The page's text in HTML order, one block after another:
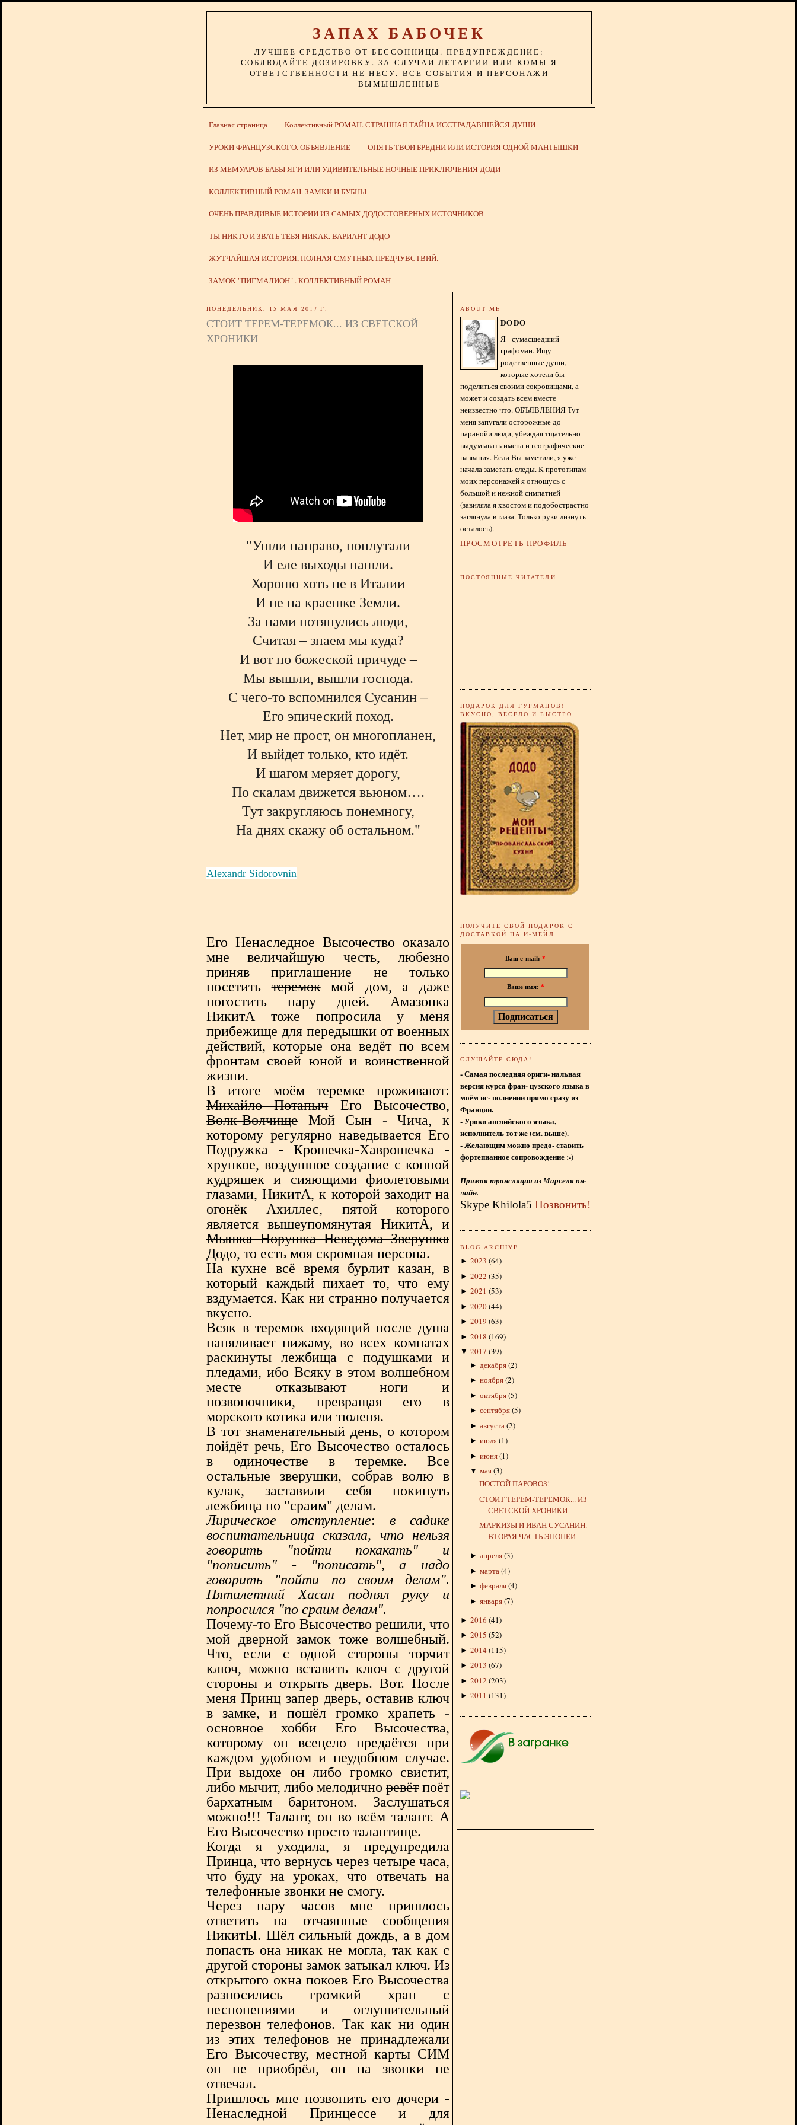
ЗАПАХ БАБОЧЕК
ЛУЧШЕЕ СРЕДСТВО ОТ БЕССОННИЦЫ. ПРЕДУПРЕЖДЕНИЕ:
СОБЛЮДАЙТЕ ДОЗИРОВКУ. ЗА СЛУЧАИ ЛЕТАРГИИ ИЛИ КОМЫ Я
ОТВЕТСТВЕННОСТИ НЕ НЕСУ. ВСЕ СОБЫТИЯ И ПЕРСОНАЖИ
ВЫМЫШЛЕННЫЕ
Главная страница Коллективный РОМАН. СТРАШНАЯ ТАЙНА ИССТРАДАВШЕЙСЯ ДУШИ
УРОКИ ФРАНЦУЗСКОГО. ОБЪЯВЛЕНИЕ ОПЯТЬ ТВОИ БРЕДНИ ИЛИ ИСТОРИЯ ОДНОЙ МАНТЫШКИ
ИЗ МЕМУАРОВ БАБЫ ЯГИ ИЛИ УДИВИТЕЛЬНЫЕ НОЧНЫЕ ПРИКЛЮЧЕНИЯ ДОДИ
КОЛЛЕКТИВНЫЙ РОМАН. ЗАМКИ И БУБНЫ
ОЧЕНЬ ПРАВДИВЫЕ ИСТОРИИ ИЗ САМЫХ ДОДОСТОВЕРНЫХ ИСТОЧНИКОВ
ТЫ НИКТО И ЗВАТЬ ТЕБЯ НИКАК. ВАРИАНТ ДОДО
ЖУТЧАЙШАЯ ИСТОРИЯ, ПОЛНАЯ СМУТНЫХ ПРЕДЧУВСТВИЙ.
ЗАМОК "ПИГМАЛИОН" . КОЛЛЕКТИВНЫЙ РОМАН
ПОНЕДЕЛЬНИК, 15 МАЯ 2017 Г.
СТОИТ ТЕРЕМ-ТЕРЕМОК... ИЗ СВЕТСКОЙ
ХРОНИКИ
"Ушли направо, поплутали
И еле выходы нашли.
Хорошо хоть не в Италии
И не на краешке Земли.
За нами потянулись люди,
Считая – знаем мы куда?
И вот по божеской причуде –
Мы вышли, вышли господа.
С чего-то вспомнился Сусанин –
Его эпический поход.
Нет, мир не прост, он многопланен,
И выйдет только, кто идёт.
И шагом меряет дорогу,
По скалам движется вьюном….
Тут закругляюсь понемногу,
На днях скажу об остальном."
Alexandr Sidorovnin
Его Ненаследное Высочество оказало
мне величайшую честь, любезно
приняв приглашение не только
посетитьтеремокмой дом, а даже
погостить пару дней. Амазонка
НикитА тоже попросила у меня
прибежище для передышки от военных
действий, которые она ведёт по всем
фронтам своей юной и воинственной
жизни.
В итоге моём теремке проживают:
Михайло ПотапычЕго Высочество,
Волк-Волчище Мой Сын - Чича, к
которому регулярно наведывается Его
Подружка - Крошечка-Хаврошечка -
хрупкое, воздушное создание с копной
кудряшек и сияющими фиолетовыми
глазами, НикитА, к которой заходит на
огонёк Ахиллес, пятой которого
является вышеупомянутая НикитА, и
Мышка Норушка Неведома Зверушка
Додо, то есть моя скромная персона.
На кухне всё время бурлит казан, в
который каждый пихает то, что ему
вздумается. Как ни странно получается
вкусно.
Всяк в теремок входящий после душа
напяливает пижаму, во всех комнатах
раскинуты лежбища с подушками и
пледами, ибо Всяку в этом волшебном
месте отказывают ноги и
позвоночники, превращая его в
морского котика или тюленя.
В тот знаменательный день, о котором
пойдёт речь, Его Высочество осталось
в одиночестве в теремке. Все
остальные зверушки, собрав волю в
кулак, заставили себя покинуть
лежбища по "сраим" делам.
Лирическое отступление: в садике
воспитательница сказала, что нельзя
говорить "пойти покакать" и
"пописить" - "пописать", а надо
говорить "пойти по своим делам".
Пятилетний Хасан поднял руку и
попросился "по сраим делам".
Почему-то Его Высочество решили, что
мой дверной замок тоже волшебный.
Что, если с одной стороны торчит
ключ, можно вставить ключ с другой
стороны и открыть дверь. Вот. После
меня Принц запер дверь, оставив ключ
в замке, и пошёл громко храпеть -
основное хобби Его Высочества,
которому он всецело предаётся при
каждом удобном и неудобном случае.
При выдохе он либо громко свистит,
либо мычит, либо мелодично ревётпоёт
бархатным баритоном. Заслушаться
можно!!! Талант, он во всём талант. А
Его Высочество просто талантище.
Когда я уходила, я предупредила
Принца, что вернусь через четыре часа,
что буду на уроках, что отвечать на
телефонные звонки не смогу.
Через пару часов мне пришлось
ответить на отчаянные сообщения
НикитЫ. Шёл сильный дождь, а в дом
попасть она никак не могла, так как с
другой стороны замок затыкал ключ. Из
открытого окна покоев Его Высочества
разносились громкий храп с
песнопениями и оглушительный
перезвон телефонов. Так как ни один
из этих телефонов не принадлежали
Его Высочеству, местной карты СИМ
он не приобрёл, он на звонки не
отвечал.
Пришлось мне позвонить его дочери -
Ненаследной Принцессе и для
ABOUT ME
DODO
Я - сумасшедший
графоман. Ищу
родственные души,
которые хотели бы
поделиться своими сокровищами, а
может и создать всем вместе
неизвестно что. ОБЪЯВЛЕНИЯ Тут
меня запугали осторожные до
паранойи люди, убеждая тщательно
выдумывать имена и географические
названия. Если Вы заметили, я уже
начала заметать следы. К прототипам
моих персонажей я отношусь с
большой и нежной симпатией
(завиляла я хвостом и подобострастно
заглянула в глаза. Только руки лизнуть
осталось).
ПРОСМОТРЕТЬ ПРОФИЛЬ
ПОСТОЯННЫЕ ЧИТАТЕЛИ
ПОДАРОК ДЛЯ ГУРМАНОВ!
ВКУСНО, ВЕСЕЛО И БЫСТРО
ПОЛУЧИТЕ СВОЙ ПОДАРОК С
ДОСТАВКОЙ НА И-МЕЙЛ
Ваш e-mail: *
Ваше имя: *
СЛУШАЙТЕ СЮДА!
- Самая последняя ориги- нальная
версия курса фран- цузского языка в
моём ис- полнении прямо сразу из
Франции.
- Уроки английского языка,
исполнитель тот же (см. выше).
- Желающим можно предо- ставить
фортепианное сопровождение :-)
Прямая трансляция из Марселя он-
лайн.
Skype Khilola5 Позвонить!
BLOG ARCHIVE
► 2023 (64)
► 2022 (35)
► 2021 (53)
► 2020(44)
► 2019 (63)
► 2018 (169)
▼ 2017 (39)
► декабря(2)
► ноября(2)
► октября(5)
► сентября(5)
► августа (2)
► июля(1)
► июня(1)
▼ мая(3)
ПОСТОЙ ПАРОВОЗ!
СТОИТ ТЕРЕМ-ТЕРЕМОК... ИЗ
СВЕТСКОЙ ХРОНИКИ
МАРКИЗЫ И ИВАН СУСАНИН.
ВТОРАЯ ЧАСТЬ ЭПОПЕИ
► апреля(3)
► марта(4)
► февраля(4)
► января(7)
► 2016 (41)
► 2015 (52)
► 2014 (115)
► 2013 (67)
► 2012 (203)
► 2011 (131)